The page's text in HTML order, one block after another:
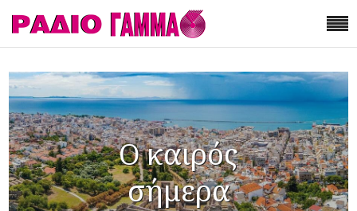
Ο καιρός
σήμερα